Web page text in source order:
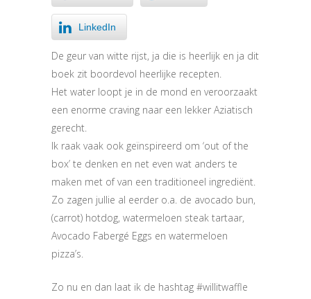
LinkedIn
De geur van witte rijst, ja die is heerlijk en ja dit
boek zit boordevol heerlijke recepten.
Het water loopt je in de mond en veroorzaakt
een enorme craving naar een lekker Aziatisch
gerecht.
Ik raak vaak ook geïnspireerd om ‘out of the
box’ te denken en net even wat anders te
maken met of van een traditioneel ingrediënt.
Zo zagen jullie al eerder o.a. de avocado bun,
(carrot) hotdog, watermeloen steak tartaar,
Avocado Fabergé Eggs en watermeloen
pizza’s.
Zo nu en dan laat ik de hashtag #willitwaffle